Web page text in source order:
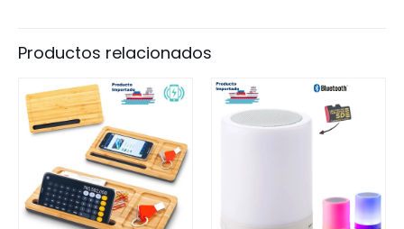
Productos relacionados